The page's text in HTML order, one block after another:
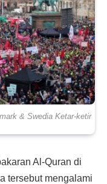
& Swedia Ketar-ketir
Al-Quran di
tersebut mengalami